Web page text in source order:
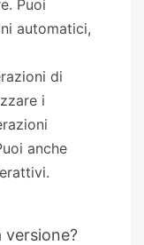
Puoi
automatici,
di
i
anche
versione?